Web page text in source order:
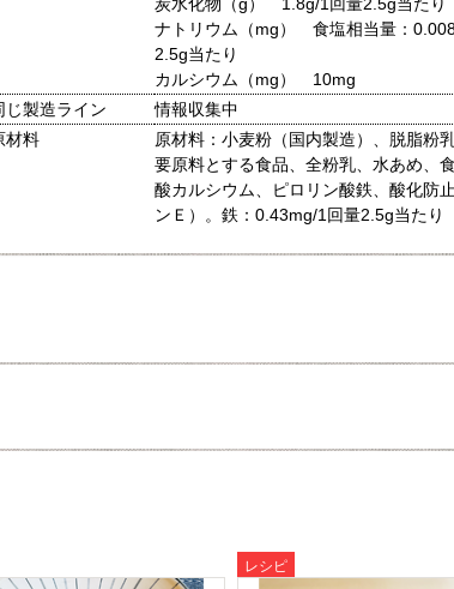
ナトリウム（mg） 食塩相当量：
2.5g当たり
カルシウム（mg） 10mg
じ製造ライン
情報収集中
材料
原材料：小麦粉（国内製造）、脱脂粉
要原料とする食品、全粉乳、水あめ、
酸カルシウム、ピロリン酸鉄、酸化防
ンＥ）。鉄：0.43mg/1回量2.5g当たり
レシピ